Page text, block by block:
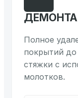
Полное
покрытий
стяжки с
молотков.